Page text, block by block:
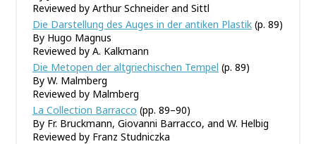
Reviewed by Arthur Schneider and Sittl
Die Darstellung des Auges in der antiken Plastik (p. 89)
By Hugo Magnus
Reviewed by A. Kalkmann
Die Metopen der altgriechischen Tempel (p. 89)
By W. Malmberg
Reviewed by Malmberg
La Collection Barracco (pp. 89–90)
By Fr. Bruckmann, Giovanni Barracco, and W. Helbig
Reviewed by Franz Studniczka